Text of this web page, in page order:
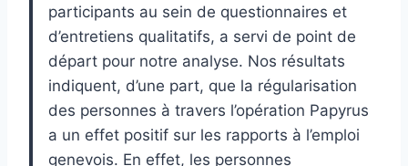
participants au sein de questionnaires et
d’entretiens qualitatifs, a servi de point de
départ pour notre analyse. Nos résultats
indiquent, d’une part, que la régularisation
des personnes à travers l’opération Papyrus
a un effet positif sur les rapports à l’emploi
genevois. En effet, les personnes